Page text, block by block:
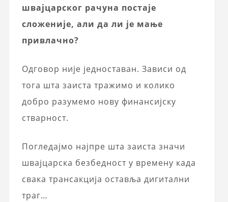
швајцарског рачуна постаје
сложеније, али да ли је мање
привлачно?
Одговор није једноставан. Зависи од
тога шта заиста тражимо и колико
добро разумемо нову финансијску
стварност.
Погледајмо најпре шта заиста значи
швајцарска безбедност у времену када
свака трансакција оставља дигитални
траг…